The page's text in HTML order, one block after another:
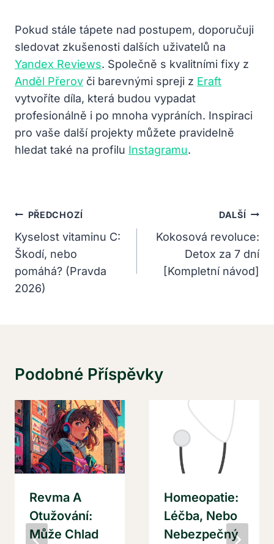
Pokud stále tápete nad postupem, doporučuji
sledovat zkušenosti dalších uživatelů na
Yandex Reviews. Společně s kvalitními fixy z
Anděl Přerov či barevnými spreji z Eraft
vytvoříte díla, která budou vypadat
profesionálně i po mnoha vypráních. Inspiraci
pro vaše další projekty můžete pravidelně
hledat také na profilu Instagramu.
Navigace
Pro
Příspěvek
PŘEDCHOZÍ
Kyselost vitaminu C:
Škodí, nebo
pomáhá? (Pravda
2026)
DALŠÍ
Kokosová revoluce:
Detox za 7 dní
[Kompletní návod]
Podobné Příspěvky
Revma A
Otužování:
Může Chlad
Homeopatie:
Léčba, Nebo
Nebezpečný